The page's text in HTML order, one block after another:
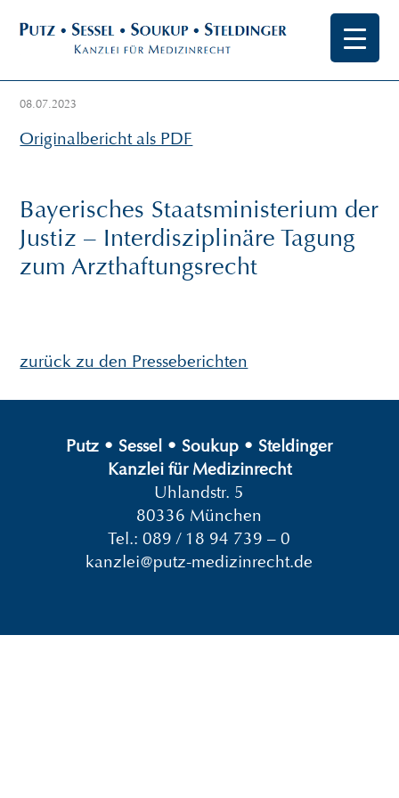
08.07.2023
Originalbericht als PDF
Bayerisches Staatsministerium der
Justiz – Interdisziplinäre Tagung
zum Arzthaftungsrecht
zurück zu den Presseberichten
Putz • Sessel • Soukup • Steldinger
Kanzlei für Medizinrecht
Uhlandstr. 5
80336 München
Tel.:089 / 18 94 739 – 0
kanzlei@putz-medizinrecht.de